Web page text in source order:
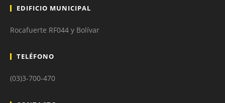
EDIFICIO MUNICIPAL
Rocafuerte RF044 y Bolívar
TELÉFONO
(03)3-700-470